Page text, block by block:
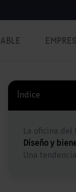
Índice
Diseño y
Una